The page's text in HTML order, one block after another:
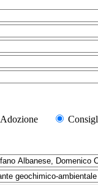
Adozione